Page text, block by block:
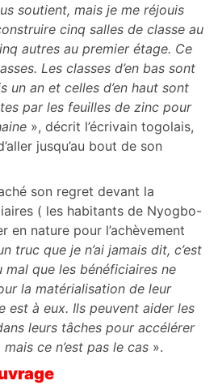
soutient, mais je me réjouis
cinq salles de classe au
autres au premier étage. Ce
Les classes d’en bas sont
un an et celles d’en haut sont
par les feuilles de zinc pour
», décrit l’écrivain togolais,
jusqu’au bout de son
son regret devant la
( les habitants de Nyogbo-
en nature pour l’achèvement
truc que je n’ai jamais dit, c’est
que les bénéficiaires ne
la matérialisation de leur
est à eux. Ils peuvent aider les
leurs tâches pour accélérer
ce n’est pas le cas ».